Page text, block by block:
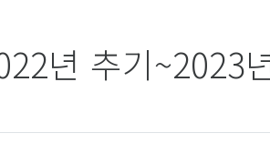
년 추기~2023